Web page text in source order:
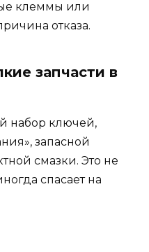
клеммы или
отказа.
запчасти в
набор ключей,
запасной
смазки. Это не
спасает на